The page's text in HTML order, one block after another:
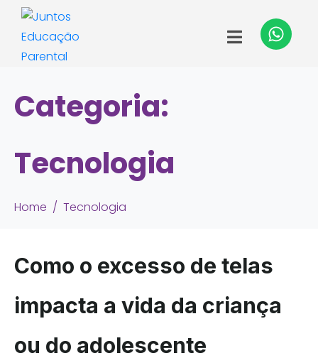
Categoria:
Tecnologia
Home Tecnologia
Como o excesso de telas
impacta a vida da criança
ou do adolescente